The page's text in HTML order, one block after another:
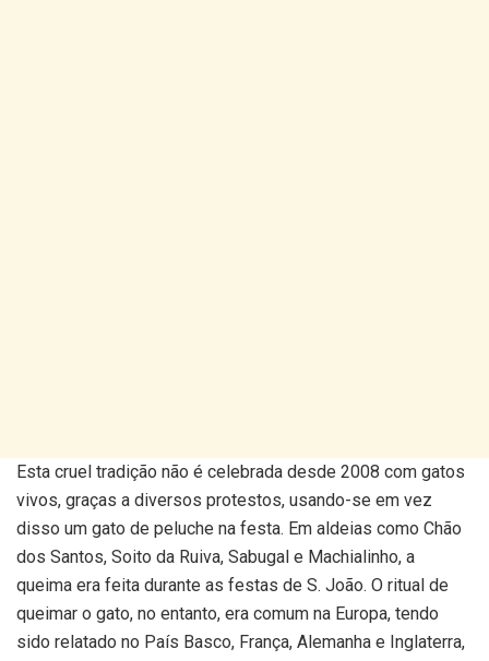
Esta cruel tradição não é celebrada desde 2008 com gatos
vivos, graças a diversos protestos, usando-se em vez
disso um gato de peluche na festa. Em aldeias como Chão
dos Santos, Soito da Ruiva, Sabugal e Machialinho, a
queima era feita durante as festas de S. João. O ritual de
queimar o gato, no entanto, era comum na Europa, tendo
sido relatado no País Basco, França, Alemanha e Inglaterra,